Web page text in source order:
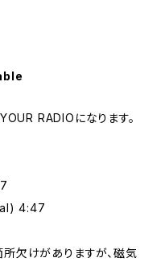
RADIOになります。
4:47
欠けがありますが、磁気